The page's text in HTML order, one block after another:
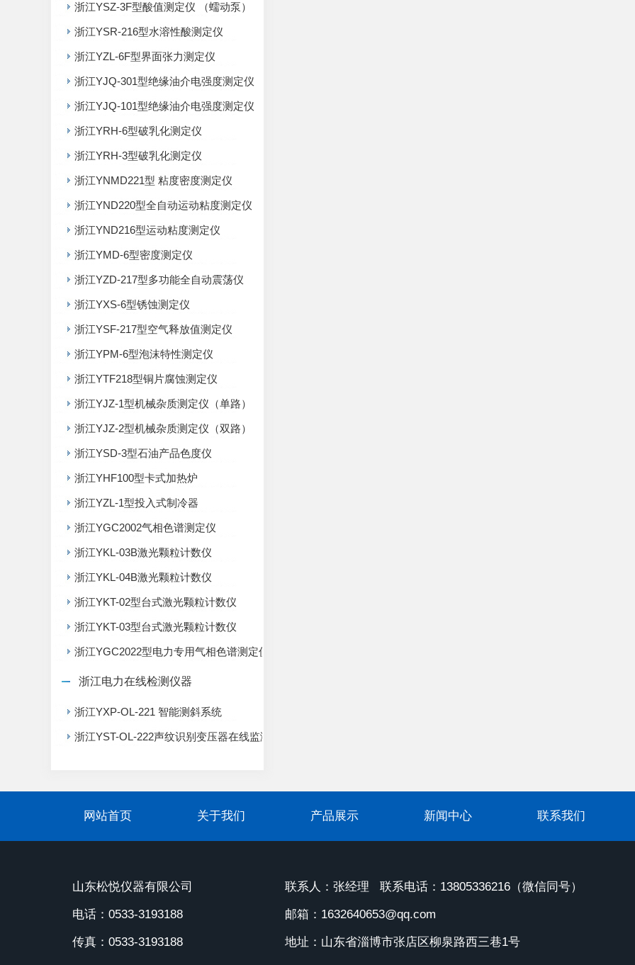
浙江YSZ-3F型酸值测定仪 （蠕动泵）
浙江YSR-216型水溶性酸测定仪
浙江YZL-6F型界面张力测定仪
浙江YJQ-301型绝缘油介电强度测定仪
浙江YJQ-101型绝缘油介电强度测定仪
浙江YRH-6型破乳化测定仪
浙江YRH-3型破乳化测定仪
浙江YNMD221型 粘度密度测定仪
浙江YND220型全自动运动粘度测定仪
浙江YND216型运动粘度测定仪
浙江YMD-6型密度测定仪
浙江YZD-217型多功能全自动震荡仪
浙江YXS-6型锈蚀测定仪
浙江YSF-217型空气释放值测定仪
浙江YPM-6型泡沫特性测定仪
浙江YTF218型铜片腐蚀测定仪
浙江YJZ-1型机械杂质测定仪（单路）
浙江YJZ-2型机械杂质测定仪（双路）
浙江YSD-3型石油产品色度仪
浙江YHF100型卡式加热炉
浙江YZL-1型投入式制冷器
浙江YGC2002气相色谱测定仪
浙江YKL-03B激光颗粒计数仪
浙江YKL-04B激光颗粒计数仪
浙江YKT-02型台式激光颗粒计数仪
浙江YKT-03型台式激光颗粒计数仪
浙江YGC2022型电力专用气相色谱测定仪
浙江电力在线检测仪器
浙江YXP-OL-221 智能测斜系统
浙江YST-OL-222声纹识别变压器在线监测系统
网站首页 关于我们 产品展示 新闻中心 联系我们
山东松悦仪器有限公司
电话：0533-3193188
传真：0533-3193188
联系人：张经理 联系电话：13805336216（微信同号）
邮箱：1632640653@qq.com
地址：山东省淄博市张店区柳泉路西三巷1号